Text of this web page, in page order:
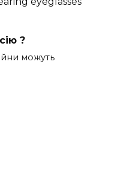
?
можуть